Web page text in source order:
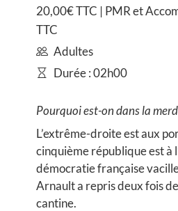
20,00€ TTC | PMR et
TTC
Adultes
Durée : 02h00
Pourquoi est-on dans la
L’extrême-droite est aux
cinquième république est à
démocratie française
Arnault a repris deux fois
cantine.